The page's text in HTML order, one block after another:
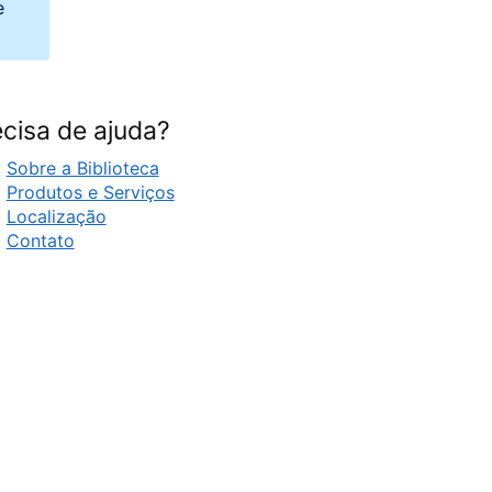
de ajuda?
Sobre a Biblioteca
Produtos e Serviços
Localização
Contato